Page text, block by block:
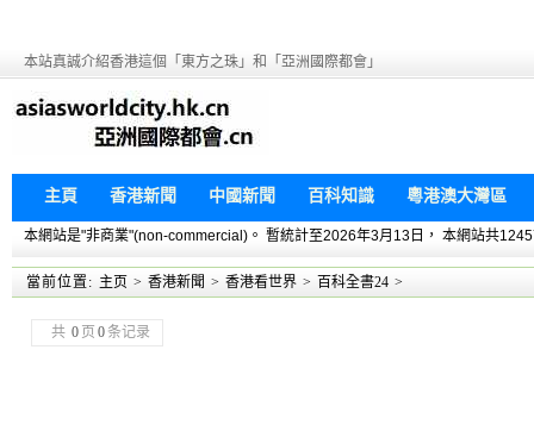
本站真誠介紹香港這個「東方之珠」和「亞洲國際都會」
主頁 香港新聞 中國新聞 百科知識 粵港澳大灣區
本網站是"非商業"(non-commercial)。 暫統計至2026年3月13日， 本網站共
當前位置: 主页 > 香港新聞 > 香港看世界 > 百科全書24 >
共 0 页 0 条记录